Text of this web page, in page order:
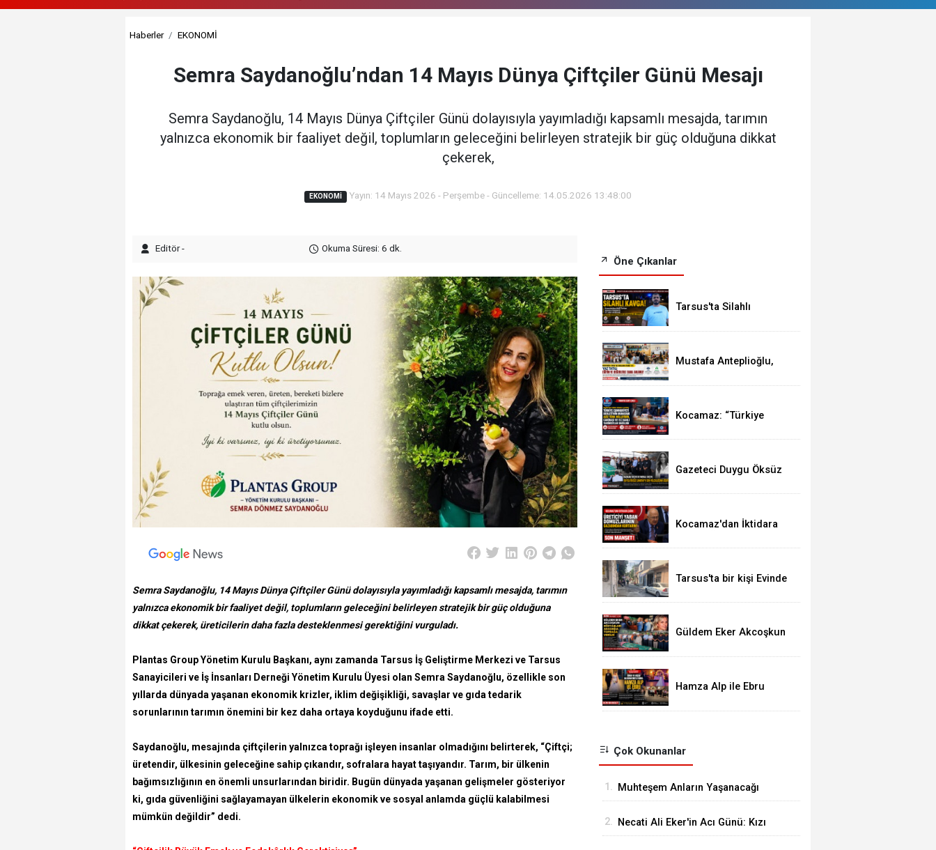
Haberler EKONOMİ
Semra Saydanoğlu’ndan 14 Mayıs Dünya Çiftçiler Günü Mesajı
Semra Saydanoğlu, 14 Mayıs Dünya Çiftçiler Günü dolayısıyla yayımladığı kapsamlı mesajda, tarımın
yalnızca ekonomik bir faaliyet değil, toplumların geleceğini belirleyen stratejik bir güç olduğuna dikkat
çekerek,
EKONOMİ Yayın: 14 Mayıs 2026 - Perşembe - Güncelleme: 14.05.2026 13:48:00
Editör - Okuma Süresi: 6 dk.
Semra Saydanoğlu, 14 Mayıs Dünya Çiftçiler Günü dolayısıyla yayımladığı kapsamlı mesajda, tarımın
yalnızca ekonomik bir faaliyet değil, toplumların geleceğini belirleyen stratejik bir güç olduğuna
dikkat çekerek, üreticilerin daha fazla desteklenmesi gerektiğini vurguladı.
Plantas Group Yönetim Kurulu Başkanı, aynı zamanda Tarsus İş Geliştirme Merkezi ve Tarsus
Sanayicileri ve İş İnsanları Derneği Yönetim Kurulu Üyesi olan Semra Saydanoğlu, özellikle son
yıllarda dünyada yaşanan ekonomik krizler, iklim değişikliği, savaşlar ve gıda tedarik
sorunlarının tarımın önemini bir kez daha ortaya koyduğunu ifade etti.
Saydanoğlu, mesajında çiftçilerin yalnızca toprağı işleyen insanlar olmadığını belirterek, “Çiftçi;
üretendir, ülkesinin geleceğine sahip çıkandır, sofralara hayat taşıyandır. Tarım, bir ülkenin
bağımsızlığının en önemli unsurlarından biridir. Bugün dünyada yaşanan gelişmeler gösteriyor
ki, gıda güvenliğini sağlayamayan ülkelerin ekonomik ve sosyal anlamda güçlü kalabilmesi
mümkün değildir” dedi.
Öne Çıkanlar
Tarsus'ta Silahlı
Mustafa Anteplioğlu,
Ziyaret Etti
Kocamaz: “Türkiye
Muhatabı Aziz Türk
Gazeteci Duygu Öksüz
Toprağa Verildi
Kocamaz'dan İktidara
Domuzlarının
Tarsus'ta bir kişi Evinde
Güldem Eker Akcoşkun
Yolculuğuna Uğurlandı
Hamza Alp ile Ebru
Çok Okunanlar
1. Muhteşem Anların Yaşanacağı
Açıldı
2. Necati Ali Eker'in Acı Günü: Kızı